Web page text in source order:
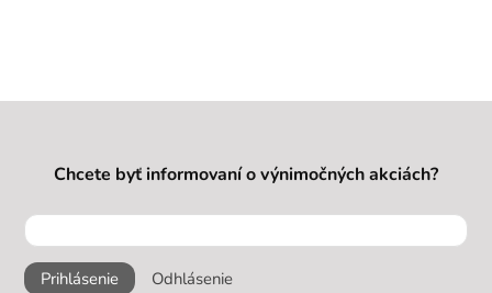
Chcete byť informovaní o výnimočných akciách?
Prihlásenie Odhlásenie